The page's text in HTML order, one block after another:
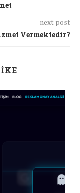
next post
Vermektedir?